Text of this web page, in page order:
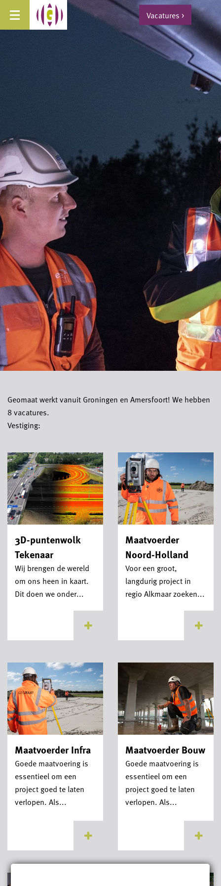
Vacatures >
Geomaat werkt vanuit Groningen en Amersfoort! We hebben
8 vacatures.
Vestiging:
3D-puntenwolk
Tekenaar
Wij brengen de wereld
om ons heen in kaart.
Dit doen we onder...
Maatvoerder
Noord-Holland
Voor een groot,
langdurig project in
regio Alkmaar zoeken...
Maatvoerder Infra
Goede maatvoering is
essentieel om een
project goed te laten
verlopen. Als...
Maatvoerder Bouw
Goede maatvoering is
essentieel om een
project goed te laten
verlopen. Als...